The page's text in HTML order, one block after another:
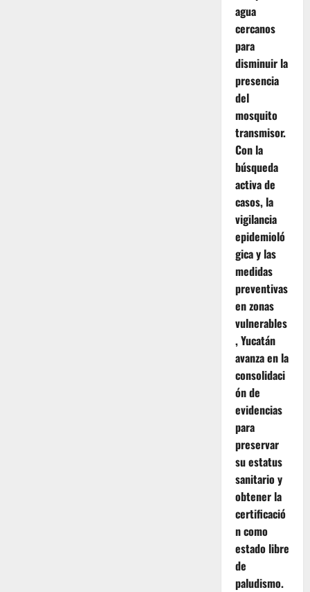
agua
cercanos
para
disminuir la
presencia
del
mosquito
transmisor.
Con la
búsqueda
activa de
casos, la
vigilancia
epidemioló
gica y las
medidas
preventivas
en zonas
vulnerables
, Yucatán
avanza en la
consolidaci
ón de
evidencias
para
preservar
su estatus
sanitario y
obtener la
certificació
n como
estado libre
de
paludismo.